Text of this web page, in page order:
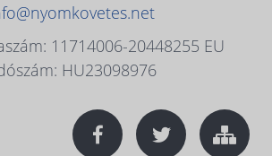
11714006-20448255 EU
HU23098976